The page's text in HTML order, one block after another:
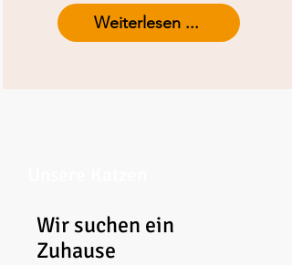
Weiterlesen ...
Wir suchen ein
Zuhause